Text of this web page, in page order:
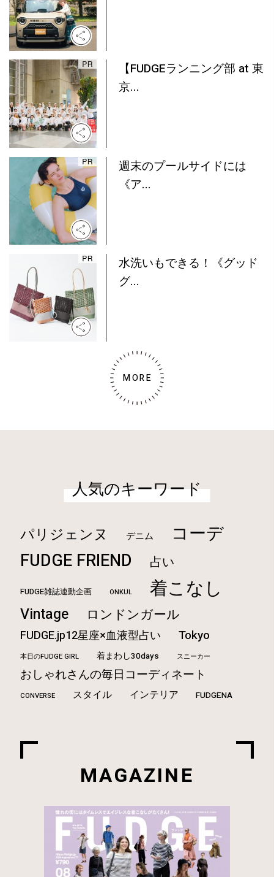
【FUDGEランニング部 at 東
京...
週末のプールサイドには
《ア...
水洗いもできる！《グッド
グ...
MORE
人気のキーワード
パリジェンヌ デニム
コーデ
FUDGE FRIEND
占い
FUDGE雑誌連動企画 ONKUL 着こなし
Vintage ロンドンガール
FUDGE.jp12星座×血液型占い Tokyo
本日のFUDGE GIRL 着まわし30days スニーカー
おしゃれさんの毎日コーディネート
CONVERSE スタイル インテリア FUDGENA
MAGAZINE